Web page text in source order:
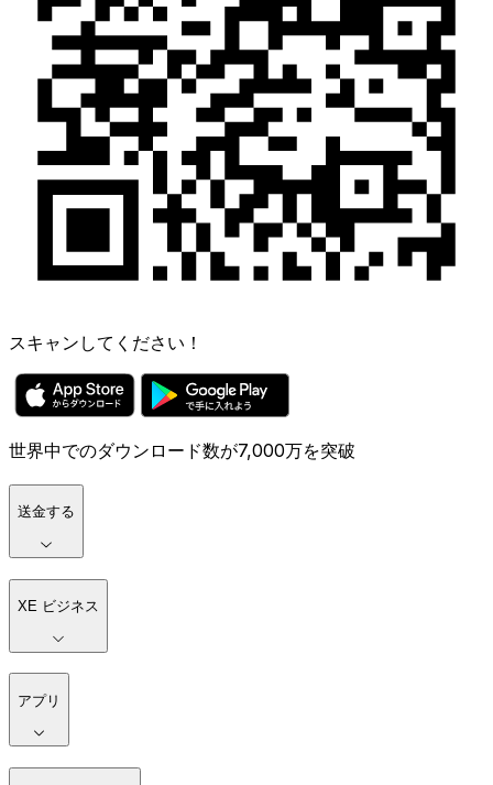
スキャンしてください！
世界中でのダウンロード数が7,000万を突破
送金する
XE ビジネス
アプリ